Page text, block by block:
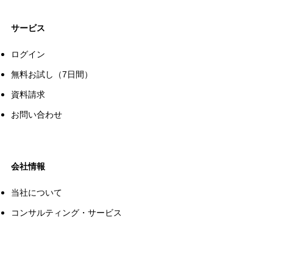
サービス
ログイン
無料お試し（7日間）
資料請求
お問い合わせ
会社情報
当社について
コンサルティング・サービス